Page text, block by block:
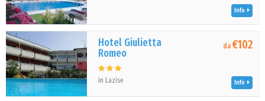
Info
Hotel Giulietta
Romeo
in Lazise
da€102
Info